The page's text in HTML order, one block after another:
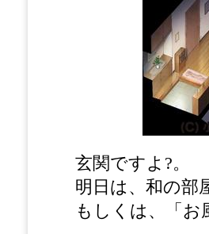
玄関ですよ?。
明日は、和の部
もしくは、「お